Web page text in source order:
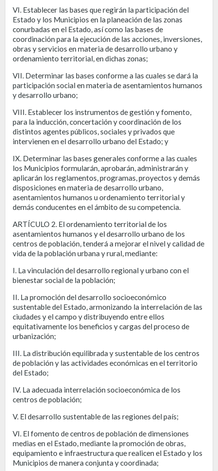
VI. Establecer las bases que regirán la participación del
Estado y los Municipios en la planeación de las zonas
conurbadas en el Estado, así como las bases de
coordinación para la ejecución de las acciones, inversiones,
obras y servicios en materia de desarrollo urbano y
ordenamiento territorial, en dichas zonas;
VII. Determinar las bases conforme a las cuales se dará la
participación social en materia de asentamientos humanos
y desarrollo urbano;
VIII. Establecer los instrumentos de gestión y fomento,
para la inducción, concertación y coordinación de los
distintos agentes públicos, sociales y privados que
intervienen en el desarrollo urbano del Estado; y
IX. Determinar las bases generales conforme a las cuales
los Municipios formularán, aprobarán, administrarán y
aplicarán los reglamentos, programas, proyectos y demás
disposiciones en materia de desarrollo urbano,
asentamientos humanos u ordenamiento territorial y
demás conducentes en el ámbito de su competencia.
ARTÍCULO 2. El ordenamiento territorial de los
asentamientos humanos y el desarrollo urbano de los
centros de población, tenderá a mejorar el nivel y calidad de
vida de la población urbana y rural, mediante:
I. La vinculación del desarrollo regional y urbano con el
bienestar social de la población;
II. La promoción del desarrollo socioeconómico
sustentable del Estado, armonizando la interrelación de las
ciudades y el campo y distribuyendo entre ellos
equitativamente los beneficios y cargas del proceso de
urbanización;
III. La distribución equilibrada y sustentable de los centros
de población y las actividades económicas en el territorio
del Estado;
IV. La adecuada interrelación socioeconómica de los
centros de población;
V. El desarrollo sustentable de las regiones del país;
VI. El fomento de centros de población de dimensiones
medias en el Estado, mediante la promoción de obras,
equipamiento e infraestructura que realicen el Estado y los
Municipios de manera conjunta y coordinada;